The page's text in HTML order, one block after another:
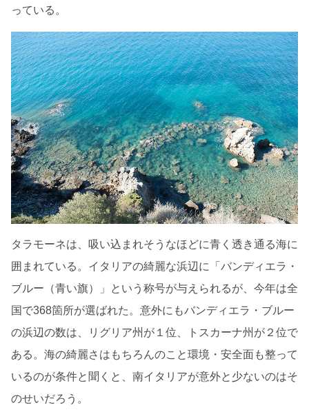
っている。
タラモーネは、吸い込まれそうなほどに青く透き通る海に
囲まれている。イタリアの綺麗な浜辺に「バンディエラ・
ブルー（青い旗）」という称号が与えられるが、今年は全
国で368箇所が選ばれた。意外にもバンディエラ・ブルー
の浜辺の数は、リグリア州が１位、トスカーナ州が２位で
ある。海の綺麗さはもちろんのこと環境・安全面も整って
いるのが条件と聞くと、南イタリアが意外と少ないのはそ
のせいだろう。